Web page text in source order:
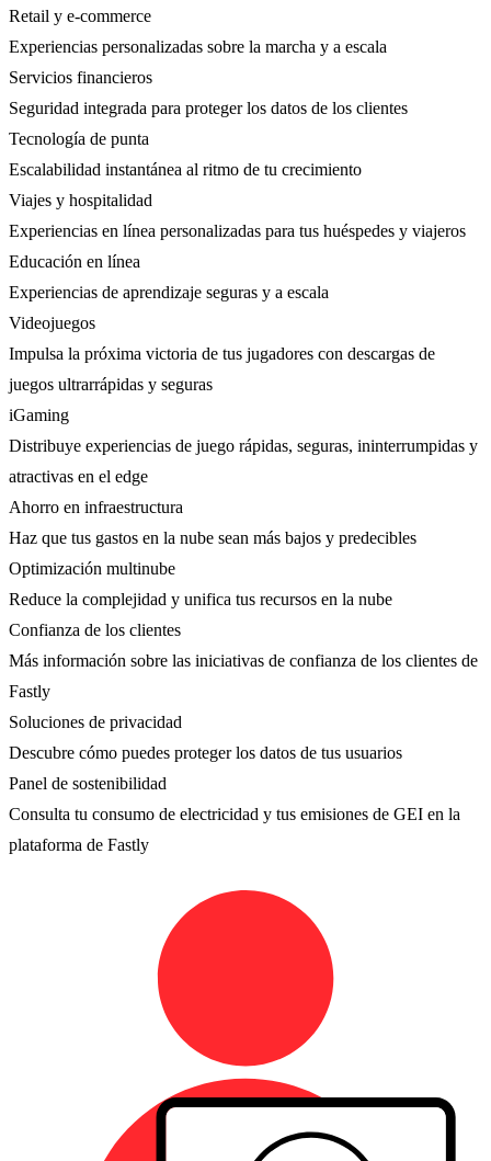
Retail y e-commerce
Experiencias personalizadas sobre la marcha y a escala
Servicios financieros
Seguridad integrada para proteger los datos de los clientes
Tecnología de punta
Escalabilidad instantánea al ritmo de tu crecimiento
Viajes y hospitalidad
Experiencias en línea personalizadas para tus huéspedes y viajeros
Educación en línea
Experiencias de aprendizaje seguras y a escala
Videojuegos
Impulsa la próxima victoria de tus jugadores con descargas de
juegos ultrarrápidas y seguras
iGaming
Distribuye experiencias de juego rápidas, seguras, ininterrumpidas y
atractivas en el edge
Ahorro en infraestructura
Haz que tus gastos en la nube sean más bajos y predecibles
Optimización multinube
Reduce la complejidad y unifica tus recursos en la nube
Confianza de los clientes
Más información sobre las iniciativas de confianza de los clientes de
Fastly
Soluciones de privacidad
Descubre cómo puedes proteger los datos de tus usuarios
Panel de sostenibilidad
Consulta tu consumo de electricidad y tus emisiones de GEI en la
plataforma de Fastly